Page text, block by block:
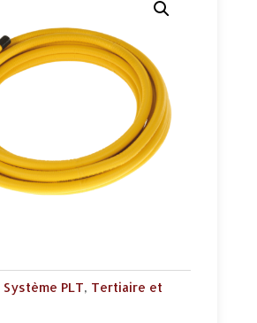
Système PLT, Tertiaire et